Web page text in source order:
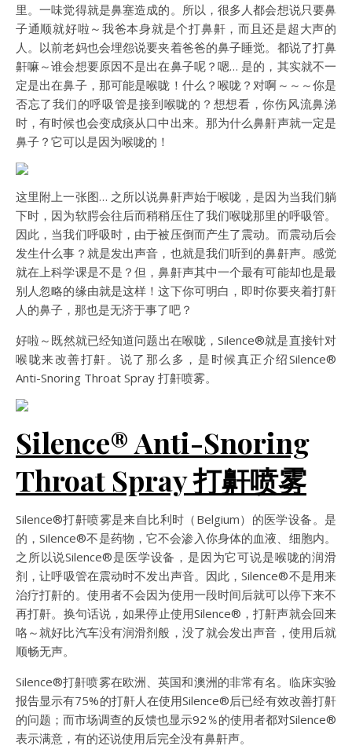
里。一味觉得就是鼻塞造成的。所以，很多人都会想说只要鼻
子通顺就好啦～我爸本身就是个打鼻鼾，而且还是超大声的
人。以前老妈也会埋怨说要夹着爸爸的鼻子睡觉。都说了打鼻
鼾嘛～谁会想要原因不是出在鼻子呢？嗯… 是的，其实就不一
定是出在鼻子，那可能是喉咙！什么？喉咙？对啊～～～你是
否忘了我们的呼吸管是接到喉咙的？想想看，你伤风流鼻涕
时，有时候也会变成痰从口中出来。那为什么鼻鼾声就一定是
鼻子？它可以是因为喉咙的！
这里附上一张图… 之所以说鼻鼾声始于喉咙，是因为当我们躺
下时，因为软腭会往后而稍稍压住了我们喉咙那里的呼吸管。
因此，当我们呼吸时，由于被压倒而产生了震动。而震动后会
发生什么事？就是发出声音，也就是我们听到的鼻鼾声。感觉
就在上科学课是不是？但，鼻鼾声其中一个最有可能却也是最
别人忽略的缘由就是这样！这下你可明白，即时你要夹着打鼾
人的鼻子，那也是无济于事了吧？
好啦～既然就已经知道问题出在喉咙，Silence®就是直接针对
喉咙来改善打鼾。说了那么多，是时候真正介绍Silence®
Anti-Snoring Throat Spray 打鼾喷雾。
Silence® Anti-Snoring
Throat Spray 打鼾喷雾
Silence®打鼾喷雾是来自比利时（Belgium）的医学设备。是
的，Silence®不是药物，它不会渗入你身体的血液、细胞内。
之所以说Silence®是医学设备，是因为它可说是喉咙的润滑
剂，让呼吸管在震动时不发出声音。因此，Silence®不是用来
治疗打鼾的。使用者不会因为使用一段时间后就可以停下来不
再打鼾。换句话说，如果停止使用Silence®，打鼾声就会回来
咯～就好比汽车没有润滑剂般，没了就会发出声音，使用后就
顺畅无声。
Silence®打鼾喷雾在欧洲、英国和澳洲的非常有名。临床实验
报告显示有75%的打鼾人在使用Silence®后已经有效改善打鼾
的问题；而市场调查的反馈也显示92％的使用者都对Silence®
表示满意，有的还说使用后完全没有鼻鼾声。